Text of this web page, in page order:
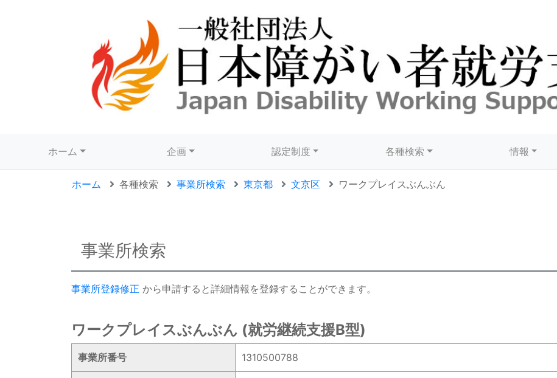
ホーム 企画 認定制度 各種検索 情報
ホーム 各種検索 事業所検索 東京都 文京区 ワークプレイスぶんぶん
事業所検索
事業所登録修正 から申請すると詳細情報を登録することができます。
ワークプレイスぶんぶん (就労継続支援B型)
事業所番号 1310500788